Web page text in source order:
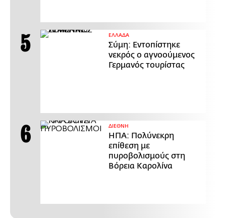
ΕΛΛΑΔΑ
Σύμη: Εντοπίστηκε
νεκρός ο αγνοούμενος
Γερμανός τουρίστας
ΔΙΕΘΝΗ
ΗΠΑ: Πολύνεκρη
επίθεση με
πυροβολισμούς στη
Βόρεια Καρολίνα